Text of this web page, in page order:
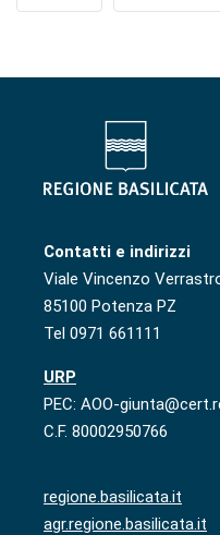
Contatti e indirizzi
Viale Vincenzo
85100 Potenza PZ
Tel 0971 661111
URP
PEC: AOO-
C.F. 80002950766
regione.basilicata.it
agr.regione.basilicata.it